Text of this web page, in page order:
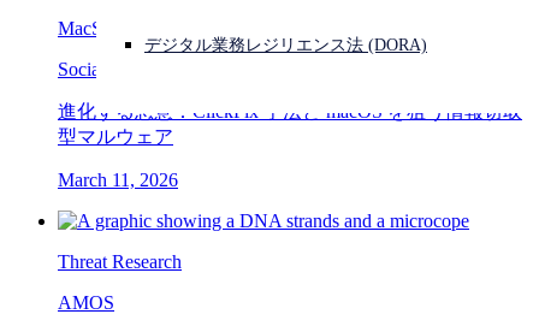
デジタル業務レジリエンス法 (DORA)
MacSync
Social engineering
進化する悪意：ClickFix 手法と macOS を狙う情報窃取
型マルウェア
March 11, 2026
Threat Research
AMOS